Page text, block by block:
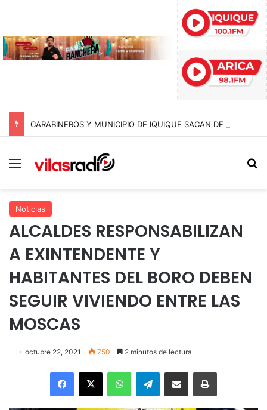
Menú
Noticias
ALCALDES RESPONSABILIZAN
A EXINTENDENTE Y
HABITANTES DEL BORO DEBEN
SEGUIR VIVIENDO ENTRE LAS
MOSCAS
octubre 22, 2021 750 2 minutos de lectura
Facebook
X WhatsAppTelegramEnviar vía email Imprimir